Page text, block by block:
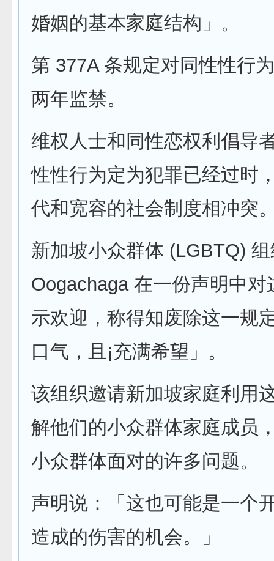
婚姻的基本家庭结构」。
第 377A 条规定对同性性行
两年监禁。
维权人士和同性恋权利倡导
性性行为定为犯罪已经过时
代和宽容的社会制度相冲突
新加坡小众群体 (LGBTQ)
Oogachaga 在一份声明中对
示欢迎，称得知废除这一规
口气，且¡充满希望」。
该组织邀请新加坡家庭利用
解他们的小众群体家庭成员
小众群体面对的许多问题。
声明说：「这也可能是一个
造成的伤害的机会。」